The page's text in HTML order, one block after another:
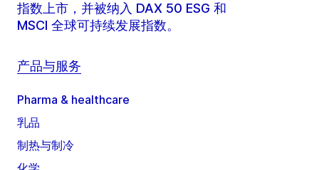
指数上市，并被纳入 DAX 50 ESG 和
MSCI 全球可持续发展指数。
产品与服务
Pharma & healthcare
乳品
制热与制冷